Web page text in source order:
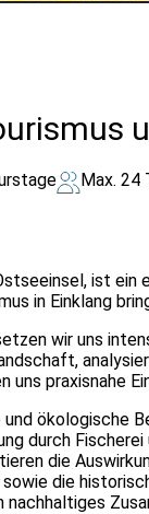
Max. 24
ist
in Einklang
wir uns
uns praxisnahe
ökologische
durch Fischerei
die
die
nachhaltiges